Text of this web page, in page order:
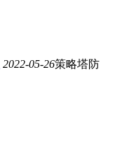
2022-05-26策略塔防